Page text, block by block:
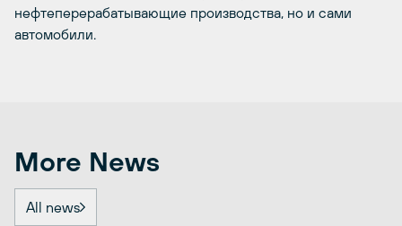
нефтеперерабатывающие производства, но и сами
автомобили.
More News
All news